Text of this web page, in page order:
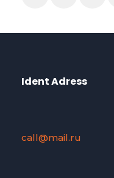
Ident Adress
call@mail.ru